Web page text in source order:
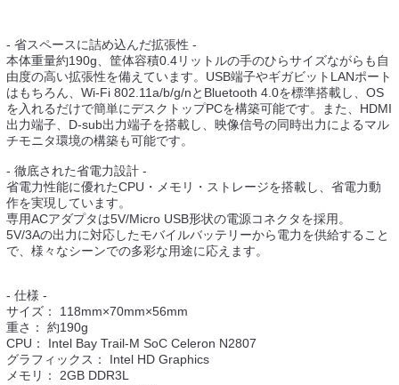
- 省スペースに詰め込んだ拡張性 -
本体重量約190g、筐体容積0.4リットルの手のひらサイズながらも自
由度の高い拡張性を備えています。USB端子やギガビットLANポート
はもちろん、Wi-Fi 802.11a/b/g/nとBluetooth 4.0を標準搭載し、OS
を入れるだけで簡単にデスクトップPCを構築可能です。また、HDMI
出力端子、D-sub出力端子を搭載し、映像信号の同時出力によるマル
チモニタ環境の構築も可能です。
- 徹底された省電力設計 -
省電力性能に優れたCPU・メモリ・ストレージを搭載し、省電力動
作を実現しています。
専用ACアダプタは5V/Micro USB形状の電源コネクタを採用。
5V/3Aの出力に対応したモバイルバッテリーから電力を供給すること
で、様々なシーンでの多彩な用途に応えます。
- 仕様 -
サイズ： 118mm×70mm×56mm
重さ： 約190g
CPU： Intel Bay Trail-M SoC Celeron N2807
グラフィックス： Intel HD Graphics
メモリ： 2GB DDR3L